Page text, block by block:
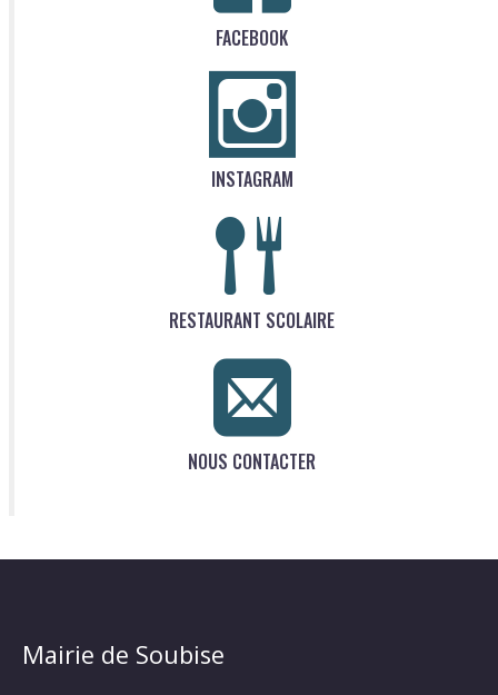
FACEBOOK
INSTAGRAM
RESTAURANT SCOLAIRE
NOUS CONTACTER
Mairie de Soubise